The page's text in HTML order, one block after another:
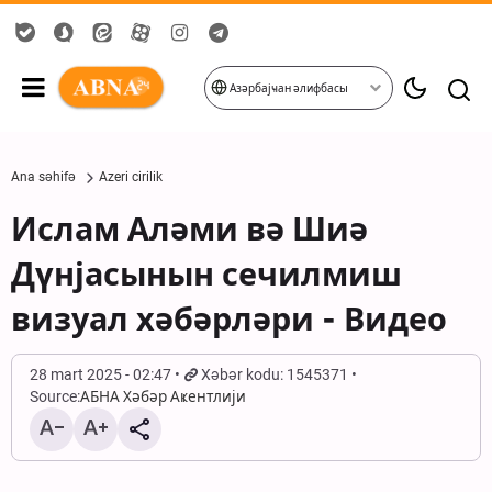
Азәрбајҹан әлифбасы
Ana səhifə Azeri cirilik
Ислам Аләми вә Шиә
Дүнјасынын сечилмиш
визуал хәбәрләри - Видео
28 mart 2025 - 02:47
Xəbər kodu: 1545371
Source:АБНА Хәбәр Аҝентлији